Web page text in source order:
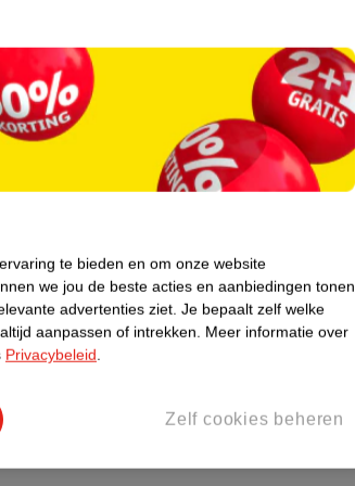
met
te bieden en om onze website
we jou de beste acties en aanbiedingen tonen
advertenties ziet. Je bepaalt zelf welke
aanpassen of intrekken. Meer informatie over
Privacybeleid.
Zelf cookies beheren